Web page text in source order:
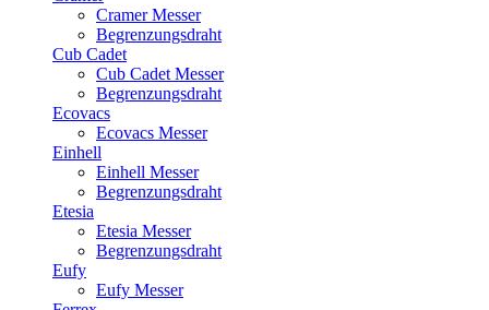
Cramer Messer
Begrenzungsdraht
Cub Cadet
Cub Cadet Messer
Begrenzungsdraht
Ecovacs
Ecovacs Messer
Einhell
Einhell Messer
Begrenzungsdraht
Etesia
Etesia Messer
Begrenzungsdraht
Eufy
Eufy Messer